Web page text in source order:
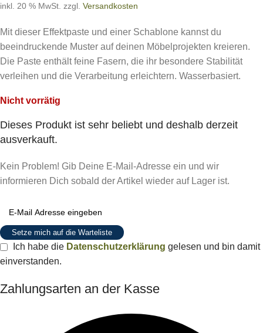
inkl. 20 % MwSt. zzgl. Versandkosten
Mit dieser Effektpaste und einer Schablone kannst du
beeindruckende Muster auf deinen Möbelprojekten kreieren.
Die Paste enthält feine Fasern, die ihr besondere Stabilität
verleihen und die Verarbeitung erleichtern. Wasserbasiert.
Nicht vorrätig
Dieses Produkt ist sehr beliebt und deshalb derzeit
ausverkauft.
Kein Problem! Gib Deine E-Mail-Adresse ein und wir
informieren Dich sobald der Artikel wieder auf Lager ist.
Setze mich auf die Warteliste
Ich habe die Datenschutzerklärung gelesen und bin damit
einverstanden.
Zahlungsarten an der Kasse